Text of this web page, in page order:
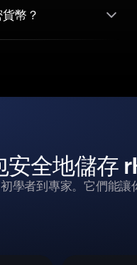
幣？
全地儲存
學者到專家。它們能